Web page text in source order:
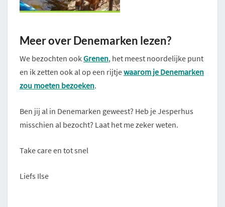
Meer over Denemarken lezen?
We bezochten ookGrenen, het meest noordelijke punt
en ik zetten ook al op een rijtjewaarom je Denemarken
zou moeten bezoeken.
Ben jij al in Denemarken geweest? Heb je Jesperhus
misschien al bezocht? Laat het me zeker weten.
Take care en tot snel
Liefs Ilse